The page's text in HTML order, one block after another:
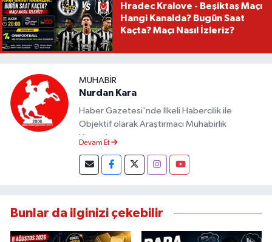
Hradec Kralove - Beşiktaş Maçı
Hangi Kanalda? Bugün Saat
Kaçta? Maçı Nasıl İzleriz?
MUHABIR
Nurdan Kara
Haber Gazetesi'nde İlkeli Habercilik ile
Objektif olarak Araştırmacı Muhabirlik
Yapmaktayım.
Devam Et
Bunlar da ilginizi çekebilir